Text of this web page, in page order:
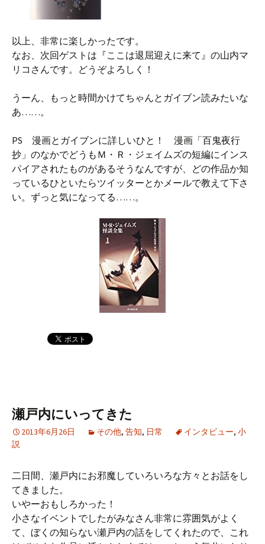
以上、非常に楽しかったです。
なお、次回ゲストは『ここは退屈迎えに来て』の山内マ
リコさんです。どうぞよろしく！
うーん、もっと時間かけてちゃんとガイブン読みたいな
あ……。
PS 漫画とガイブンに詳しいひと！ 漫画「百鬼夜行
抄」のなかでどうもＭ・Ｒ・ジェイムズの短編にインス
パイアされたものがあるそうなんですが、どの作品か知
っているひといたらツイッターとかメールで教えて下さ
い。ずっと気になってる……。
瀬戸内にいってきた
2013年6月26日 その他, 告知, 日常 インタビュー, 小
説
二日間、瀬戸内にお邪魔していろいろな方々とお話をし
てきました。
いやーおもしろかった！
小さなイベントでしたがみなさん非常に雰囲気がよく
て、ぼくの知らない瀬戸内の話をしてくれたので、これ